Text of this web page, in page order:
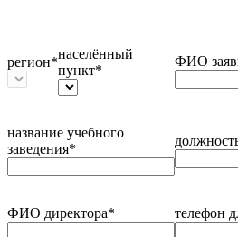
регион*
населённый
пункт*
ФИО
название учебного
заведения*
ФИО директора* телефон